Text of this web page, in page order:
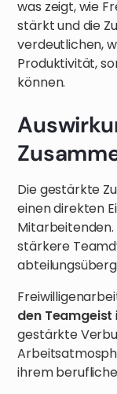
was zeigt, wie
stärkt und die
verdeutlichen,
Produktivität,
können.
Die gestärkte
einen direkten
stärkere
den Teamgeist
gestärkte
ihrem